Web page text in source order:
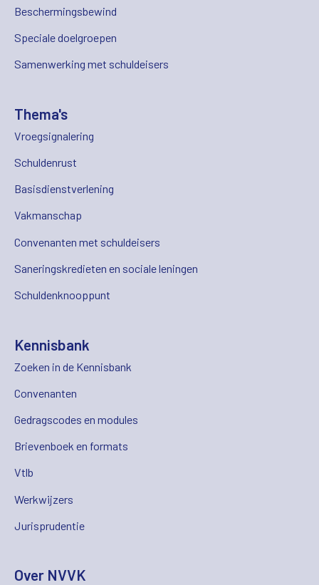
Beschermingsbewind
Speciale doelgroepen
Samenwerking met schuldeisers
Thema's
Vroegsignalering
Schuldenrust
Basisdienstverlening
Vakmanschap
Convenanten met schuldeisers
Saneringskredieten en sociale leningen
Schuldenknooppunt
Kennisbank
Zoeken in de Kennisbank
Convenanten
Gedragscodes en modules
Brievenboek en formats
Vtlb
Werkwijzers
Jurisprudentie
Over NVVK